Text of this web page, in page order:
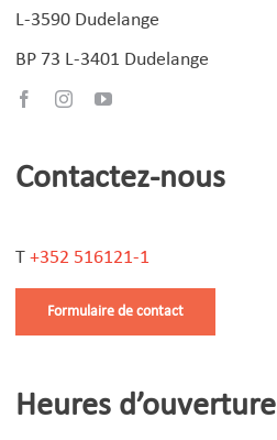
L-3590 Dudelange
BP 73 L-3401 Dudelange
Contactez-nous
T +352 516121-1
Formulaire de contact
Heures d’ouverture